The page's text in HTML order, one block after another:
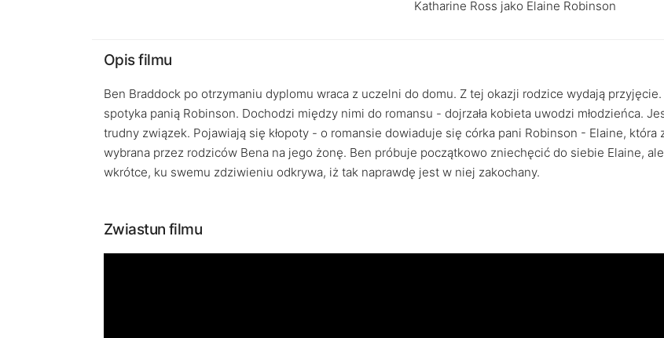
Katharine Ross jako Elaine Robinson
Opis filmu
Ben Braddock po otrzymaniu dyplomu wraca z uczelni do domu. Z tej okazji rodzice wydają przyjęcie.
spotyka panią Robinson. Dochodzi między nimi do romansu - dojrzała kobieta uwodzi młodzieńca.
trudny związek. Pojawiają się kłopoty - o romansie dowiaduje się córka pani Robinson - Elaine, która
wybrana przez rodziców Bena na jego żonę. Ben próbuje początkowo zniechęcić do siebie Elaine, ale
wkrótce, ku swemu zdziwieniu odkrywa, iż tak naprawdę jest w niej zakochany.
Zwiastun filmu